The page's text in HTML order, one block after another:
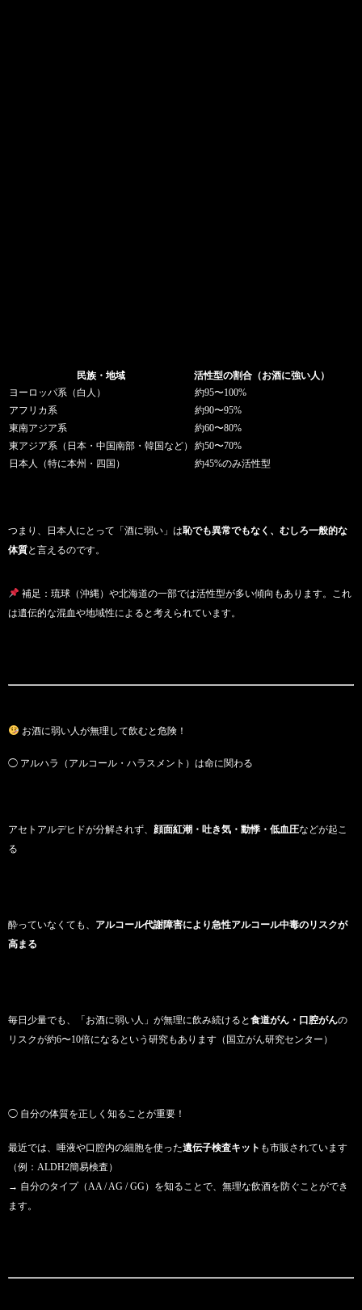
民族・地域
活性型の割合（お酒に強い人）
ヨーロッパ系（白人）
約95〜100%
アフリカ系
約90〜95%
東南アジア系
約60〜80%
東アジア系（日本・中国南部・韓国など）
約50〜70%
日本人（特に本州・四国）
約45%のみ活性型
つまり、日本人にとって「酒に弱い」は恥でも異常でもなく、むしろ一般的な
体質と言えるのです。
補足：琉球（沖縄）や北海道の一部では活性型が多い傾向もあります。これ
は遺伝的な混血や地域性によると考えられています。
お酒に弱い人が無理して飲むと危険！
◯ アルハラ（アルコール・ハラスメント）は命に関わる
アセトアルデヒドが分解されず、 顔面紅潮・吐き気・動悸・低血圧などが起こ
る
酔っていなくても、 アルコール代謝障害により急性アルコール中毒のリスクが
高まる
毎日少量でも、「お酒に弱い人」が無理に飲み続けると食道がん・口腔がんの
リスクが約6〜10倍になるという研究もあります（国立がん研究センター）
◯ 自分の体質を正しく知ることが重要！
最近では、唾液や口腔内の細胞を使った遺伝子検査キット も市販されています
（例：ALDH2簡易検査）
→ 自分のタイプ（AA / AG / GG）を知ることで、無理な飲酒を防ぐことができ
ます。